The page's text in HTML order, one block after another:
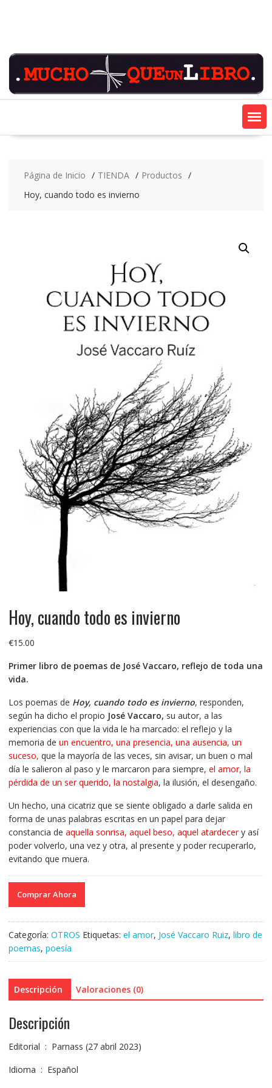
Página de Inicio TIENDA
Productos
Hoy, cuando todo es invierno
Hoy, cuando todo es invierno
€15.00
Primer libro de poemas de José Vaccaro, reflejo de toda una
vida.
Los poemas de Hoy, cuando todo es invierno, responden,
según ha dicho el propio José Vaccaro, su autor, a las
experiencias con que la vida le ha marcado: el reflejo y la
memoria de un encuentro, una presencia, una ausencia, un
suceso, que la mayoría de las veces, sin avisar, un buen o mal
día le salieron al paso y le marcaron para siempre, el amor, la
pérdida de un ser querido, la nostalgia, la ilusión, el desengaño.
Un hecho, una cicatriz que se siente obligado a darle salida en
forma de unas palabras escritas en un papel para dejar
constancia de aquella sonrisa, aquel beso, aquel atardecery así
poder volverlo, una vez y otra, al presente y poder recuperarlo,
evitando que muera.
Comprar Ahora
Categoría: OTROS Etiquetas: el amor, José Vaccaro Ruiz, libro de
poemas, poesía
Descripción Valoraciones (0)
Descripción
Editorial ‏ : ‎ Parnass (27 abril 2023)
Idioma ‏ : ‎ Español